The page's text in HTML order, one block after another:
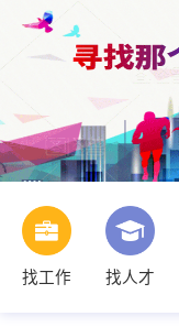
找工作 找人才
张女